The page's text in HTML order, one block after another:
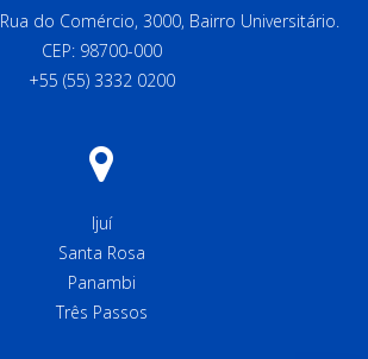
Rua do Comércio, 3000, Bairro Universitário.
CEP: 98700-000
+55 (55) 3332 0200
Ijuí
Santa Rosa
Panambi
Três Passos